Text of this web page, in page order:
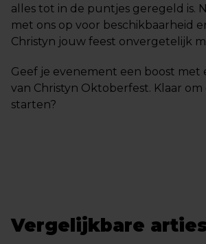
alles tot in de puntjes geregeld is.
met ons op voor beschikbaarheid
Christyn jouw feest onvergetelijk
Geef je evenement een boost met
van Christyn Oktoberfest. Klaar om
starten?
Vergelijkbare